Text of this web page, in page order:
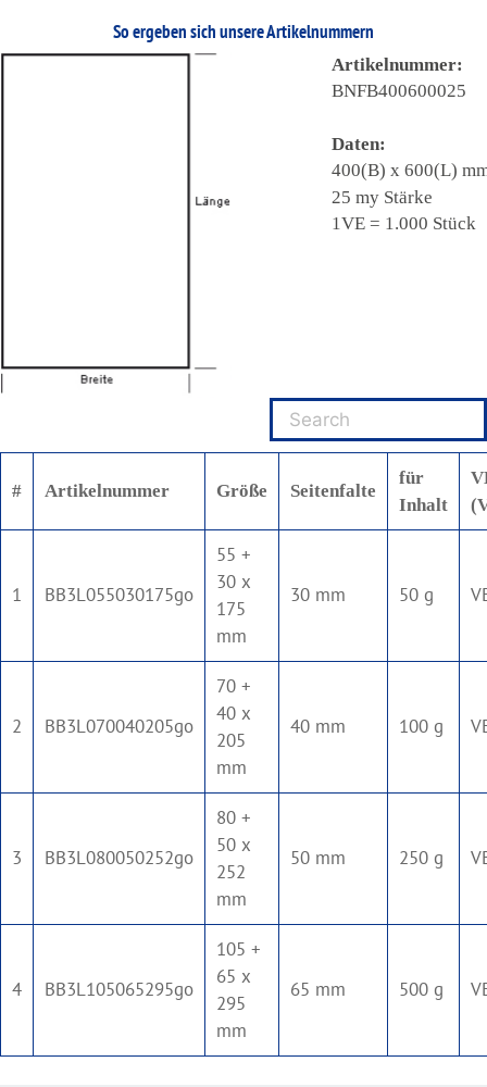
So ergeben sich unsere Artikelnummern
# Artikelnummer Größe Seitenfalte
für
Inhalt
1 BB3L055030175go
55 +
30 x
175
mm
30 mm 50 g
2 BB3L070040205go
70 +
40 x
205
mm
40 mm 100 g
3 BB3L080050252go
80 +
50 x
252
mm
50 mm 250 g
4 BB3L105065295go
105 +
65 x
295
mm
65 mm 500 g